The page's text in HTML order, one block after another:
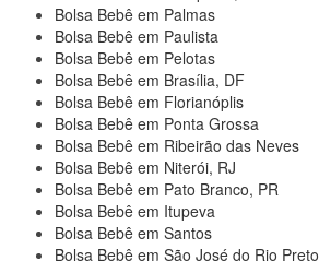
Bolsa Bebê em Palmas
Bolsa Bebê em Paulista
Bolsa Bebê em Pelotas
Bolsa Bebê em Brasília, DF
Bolsa Bebê em Florianóplis
Bolsa Bebê em Ponta Grossa
Bolsa Bebê em Ribeirão das Neves
Bolsa Bebê em Niterói, RJ
Bolsa Bebê em Pato Branco, PR
Bolsa Bebê em Itupeva
Bolsa Bebê em Santos
Bolsa Bebê em São José do Rio Preto